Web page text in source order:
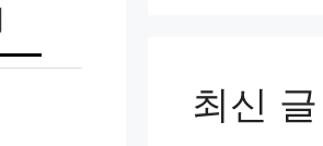
최신 글